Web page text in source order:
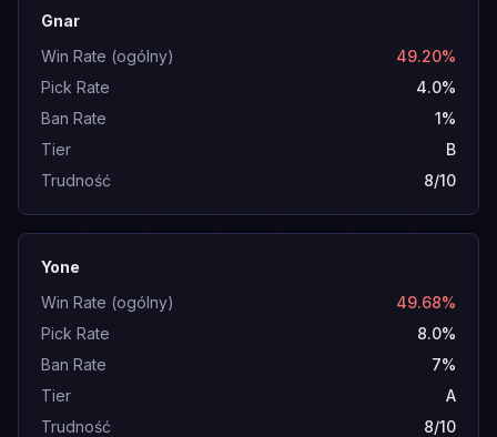
Gnar
Win Rate (ogólny)
49.20%
Pick Rate
4.0%
Ban Rate
1%
Tier
B
Trudność
8/10
Yone
Win Rate (ogólny)
49.68%
Pick Rate
8.0%
Ban Rate
7%
Tier
A
Trudność
8/10